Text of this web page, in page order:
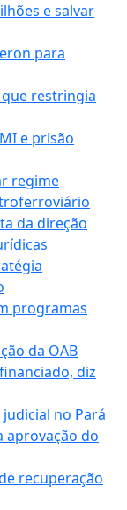
e salvar
para
restringia
e prisão
regime
da direção
programas
da OAB
diz
no Pará
aprovação do
recuperação